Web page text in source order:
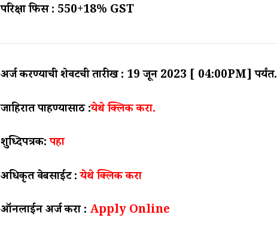
परिक्षा फिस : 550+18% GST
अर्ज करण्याची शेवटची तारीख : 19 जून 2023 [ 04:00PM] पर्यंत.
जाहिरात पाहण्यासाठी :येथे क्लिक करा.
शुध्दिपत्रक:पहा
अधिकृत वेबसाईट :येथे क्लिक करा
ऑनलाईन अर्ज करा : Apply Online